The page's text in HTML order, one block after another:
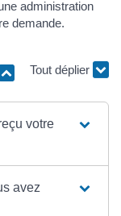
administration
demande.
Tout déplier
votre
avez